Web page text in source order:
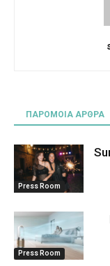
ΠΑΡΟΜΟΙΑ ΑΡΘΡΑ
Press Room
Press Room